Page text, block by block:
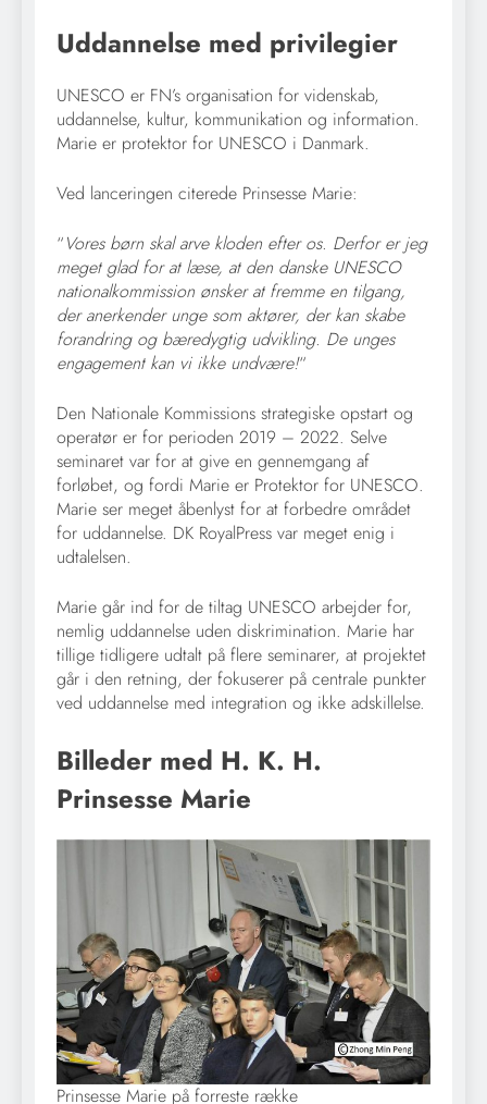
Uddannelse med privilegier
UNESCO er FN’s organisation for videnskab,
uddannelse, kultur, kommunikation og information.
Marie er protektor for UNESCO i Danmark.
Ved lanceringen citerede Prinsesse Marie:
“Vores børn skal arve kloden efter os. Derfor er jeg
meget glad for at læse, at den danske UNESCO
nationalkommission ønsker at fremme en tilgang,
der anerkender unge som aktører, der kan skabe
forandring og bæredygtig udvikling. De unges
engagement kan vi ikke undvære!“
Den Nationale Kommissions strategiske opstart og
operatør er for perioden 2019 – 2022. Selve
seminaret var for at give en gennemgang af
forløbet, og fordi Marie er Protektor for UNESCO.
Marie ser meget åbenlyst for at forbedre området
for uddannelse. DK RoyalPress var meget enig i
udtalelsen.
Marie går ind for de tiltag UNESCO arbejder for,
nemlig uddannelse uden diskrimination. Marie har
tillige tidligere udtalt på flere seminarer, at projektet
går i den retning, der fokuserer på centrale punkter
ved uddannelse med integration og ikke adskillelse.
Billeder med H. K. H.
Prinsesse Marie
Prinsesse Marie på forreste række